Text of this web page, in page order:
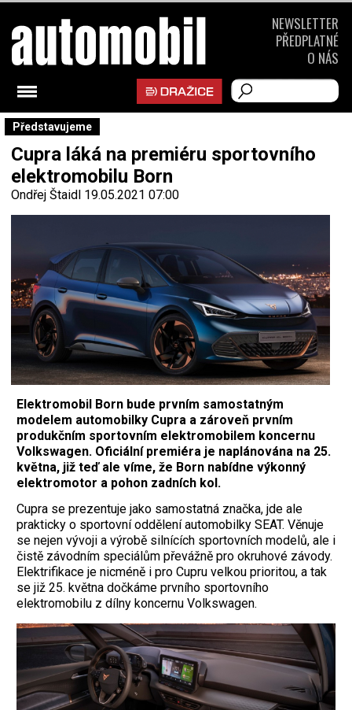
Představujeme
Cupra láká na premiéru sportovního
elektromobilu Born
Ondřej Štaidl 19.05.2021 07:00
Elektromobil Born bude prvním samostatným
modelem automobilky Cupra a zároveň prvním
produkčním sportovním elektromobilem koncernu
Volkswagen. Oficiální premiéra je naplánována na 25.
května, již teď ale víme, že Born nabídne výkonný
elektromotor a pohon zadních kol.
Cupra se prezentuje jako samostatná značka, jde ale
prakticky o sportovní oddělení automobilky SEAT. Věnuje
se nejen vývoji a výrobě silnících sportovních modelů, ale i
čistě závodním speciálům převážně pro okruhové závody.
Elektrifikace je nicméně i pro Cupru velkou prioritou, a tak
se již 25. května dočkáme prvního sportovního
elektromobilu z dílny koncernu Volkswagen.
NEWSLETTER
PŘEDPLATNÉ
O NÁS